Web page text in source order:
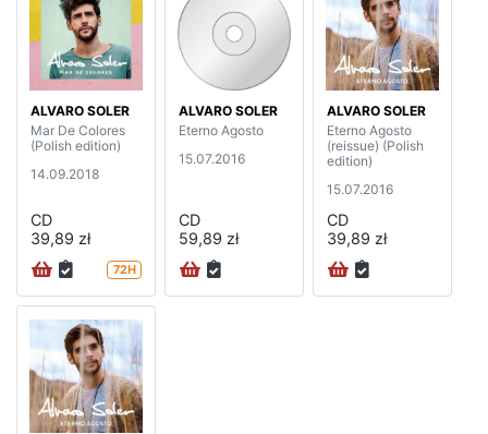
ALVARO SOLER
Mar De Colores
(Polish edition)
14.09.2018
CD
39,89 zł
72H
ALVARO SOLER
Eterno Agosto
15.07.2016
CD
59,89 zł
ALVARO SOLER
Eterno Agosto
(reissue) (Polish
edition)
15.07.2016
CD
39,89 zł